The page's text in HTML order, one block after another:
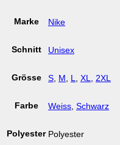
Marke Nike
Schnitt Unisex
Grösse S M XL 2XL
Farbe Weiss Schwarz
Polyester Polyester